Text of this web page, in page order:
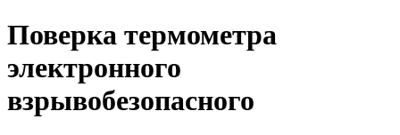
Поверка термометра
электронного
взрывобезопасного